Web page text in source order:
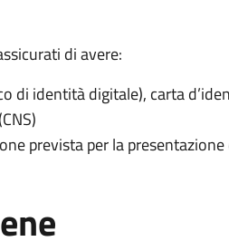
di avere:
di identità digitale), carta
prevista per la presentazione